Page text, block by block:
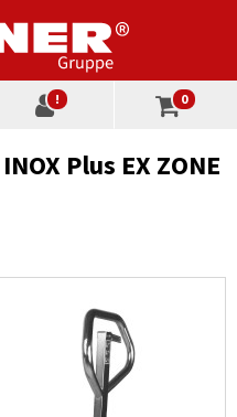
! 0
Plus EX ZONE